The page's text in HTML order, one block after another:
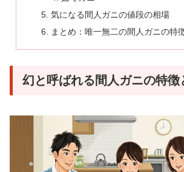
気になる間人ガニの値段の相場
まとめ：唯一無二の間人ガニの特
幻と呼ばれる間人ガニの特徴